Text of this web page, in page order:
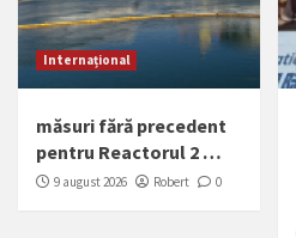
Internațional
măsuri fără precedent
pentru Reactorul 2 …
9 august 2026 Robert 0